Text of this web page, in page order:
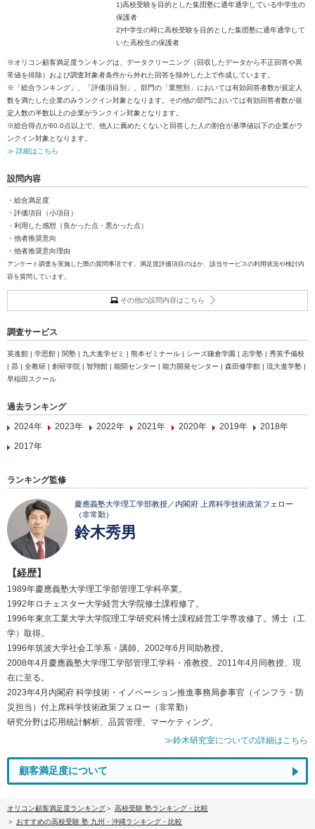
1)高校受験を目的とした集団塾に通年通学している中学生の
保護者
2)中学生の時に高校受験を目的とした集団塾に通年通学して
いた高校生の保護者
※オリコン顧客満足度ランキングは、データクリーニング（回収したデータから不正回答や異
常値を排除）および調査対象者条件から外れた回答を除外した上で作成しています。
※「総合ランキング」、「評価項目別」、部門の「業態別」においては有効回答者数が規定人
数を満たした企業のみランクイン対象となります。その他の部門においては有効回答者数が規
定人数の半数以上の企業がランクイン対象となります。
※総合得点が60.0点以上で、他人に薦めたくないと回答した人の割合が基準値以下の企業がラ
ンクイン対象となります。
≫ 詳細はこちら
設問内容
・総合満足度
・評価項目（小項目）
・利用した感想（良かった点・悪かった点）
・他者推奨意向
・他者推奨意向理由
アンケート調査を実施した際の質問事項です。満足度評価項目のほか、該当サービスの利用状況や検討内
容を質問しています。
その他の設問内容はこちら
調査サービス
英進館 | 学思館 | 関塾 | 九大進学ゼミ | 熊本ゼミナール | シーズ鎌倉学園 | 志学塾 | 秀英予備校
| 昴 | 全教研 | 創研学院 | 智翔館 | 能開センター | 能力開発センター | 森田修学館 | 琉大進学塾 |
早稲田スクール
過去ランキング
2024年
2023年 2022年 2021年 2020年 2019年
2018年
2017年
ランキング監修
慶應義塾大学理工学部教授／内閣府 上席科学技術政策フェロー
（非常勤）
鈴木秀男
【経歴】
1989年慶應義塾大学理工学部管理工学科卒業。
1992年ロチェスター大学経営大学院修士課程修了。
1996年東京工業大学大学院理工学研究科博士課程経営工学専攻修了。博士（工
学）取得。
1996年筑波大学社会工学系・講師。2002年6月同助教授。
2008年4月慶應義塾大学理工学部管理工学科・准教授。2011年4月同教授、現
在に至る。
2023年4月内閣府 科学技術・イノベーション推進事務局参事官（インフラ・防
災担当）付上席科学技術政策フェロー（非常勤）
研究分野は応用統計解析、品質管理、マーケティング。
≫鈴木研究室についての詳細はこちら
顧客満足度について
オリコン顧客満足度ランキング
高校受験 塾ランキング・比較
おすすめの高校受験 塾 九州・沖縄ランキング・比較